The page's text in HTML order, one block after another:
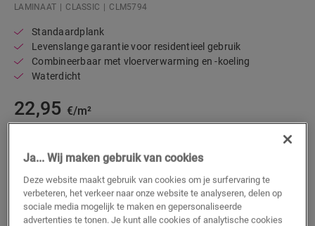
LAMINAAT CLASSIC CLM5794
Standaardplank
Levenslange garantie voor residentieel gebruik
Combineerbaar met vloerverwarming en -koeling
Waterdicht
22,95 €/m²
m²
TOEVOEGEN AAN WINKELMANDJE
Ja... Wij maken gebruik van cookies
Deze website maakt gebruik van cookies om je surfervaring te
verbeteren, het verkeer naar onze website te analyseren, delen op
sociale media mogelijk te maken en gepersonaliseerde
advertenties te tonen. Je kunt alle cookies of analytische cookies